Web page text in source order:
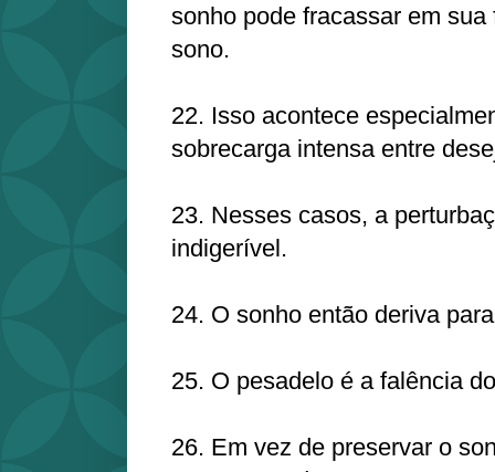
sonho pode fracassar em
sono.
22. Isso acontece
sobrecarga intensa entre
23. Nesses casos, a
indigerível.
24. O sonho então deriva
25. O pesadelo é a falência
26. Em vez de preservar o